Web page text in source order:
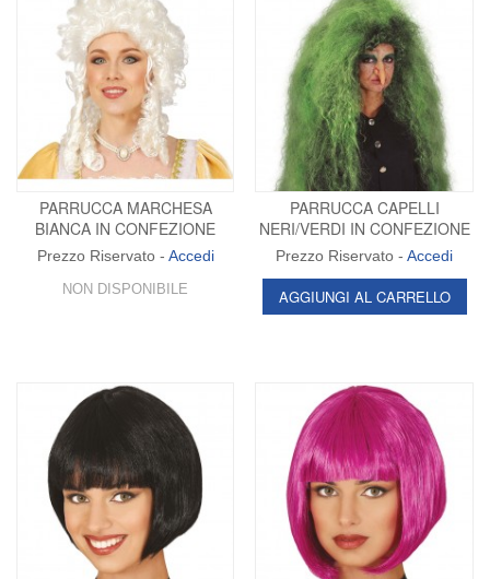
PARRUCCA MARCHESA
BIANCA IN CONFEZIONE
Prezzo Riservato - Accedi
NON DISPONIBILE
PARRUCCA CAPELLI
NERI/VERDI IN CONFEZIONE
Prezzo Riservato -Accedi
AGGIUNGI AL CARRELLO